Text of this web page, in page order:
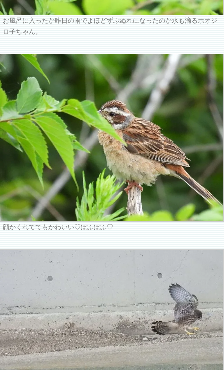
お風呂に入ったか昨日の雨でよほどずぶぬれになったのか水も滴るホオジ
ロ子ちゃん。
顔かくれててもかわいい♡ぽふぽふ♡